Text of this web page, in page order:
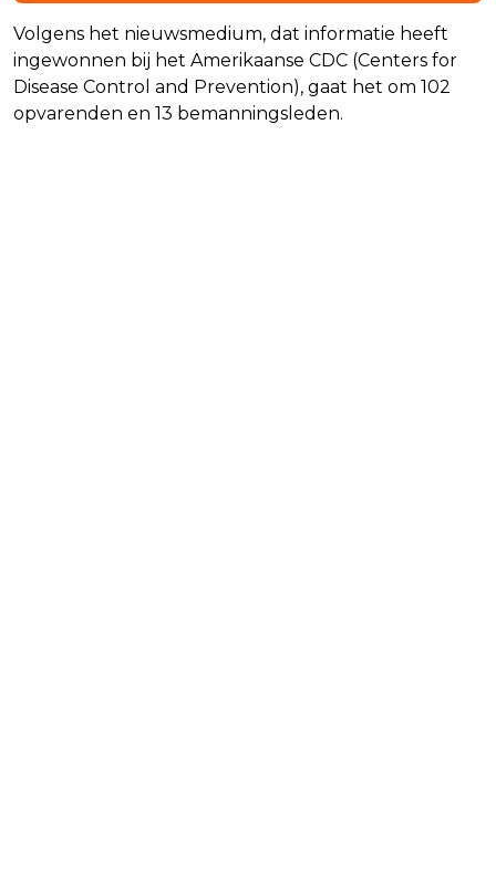
Volgens het nieuwsmedium, dat informatie heeft
ingewonnen bij het Amerikaanse CDC (Centers for
Disease Control and Prevention), gaat het om 102
opvarenden en 13 bemanningsleden.